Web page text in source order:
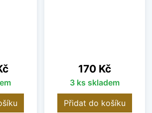
Cena
170 Kč
3 ks skladem
Přidat do košíku